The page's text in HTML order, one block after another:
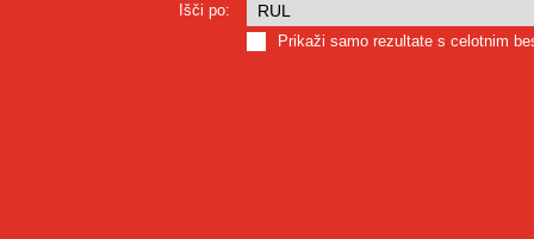
Išči po:
Prikaži samo rezultate s celotnim